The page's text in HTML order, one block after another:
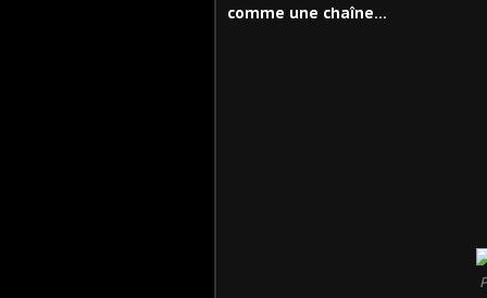
comme une chaîne...